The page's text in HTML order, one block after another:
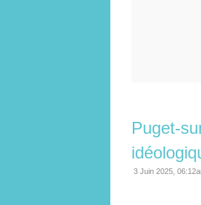
Puget-
3 Juin 2025,